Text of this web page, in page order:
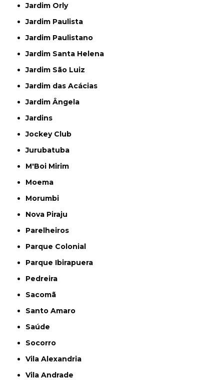
Jardim Orly
Jardim Paulista
Jardim Paulistano
Jardim Santa Helena
Jardim São Luiz
Jardim das Acácias
Jardim Ângela
Jardins
Jockey Club
Jurubatuba
M'Boi Mirim
Moema
Morumbi
Nova Piraju
Parelheiros
Parque Colonial
Parque Ibirapuera
Pedreira
Sacomã
Santo Amaro
Saúde
Socorro
Vila Alexandria
Vila Andrade